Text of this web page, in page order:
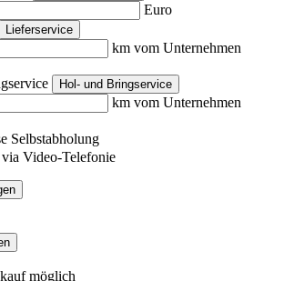
Euro
Lieferservice
km vom Unternehmen
Hol- und Bringservice
km vom Unternehmen
Selbstabholung
Video-Telefonie
möglich